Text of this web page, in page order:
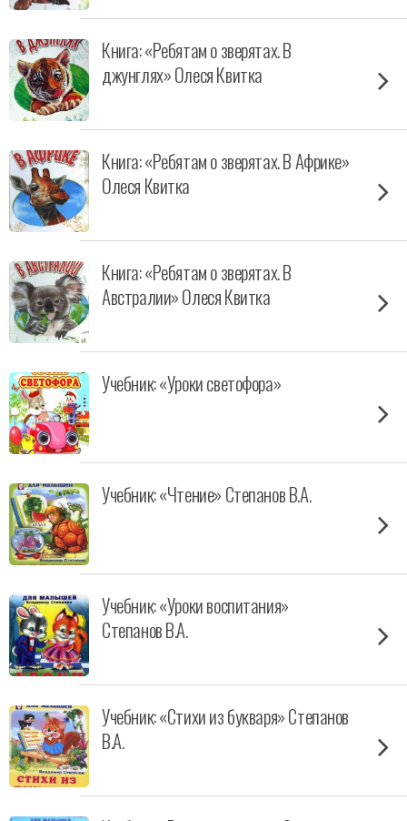
Книга: «Ребятам о зверятах. В
джунглях» Олеся Квитка
Книга: «Ребятам о зверятах. В Африке»
Олеся Квитка
Книга: «Ребятам о зверятах. В
Австралии» Олеся Квитка
Учебник: «Уроки светофора»
Учебник: «Чтение» Степанов В.А.
Учебник: «Уроки воспитания»
Степанов В.А.
Учебник: «Стихи из букваря» Степанов
В.А.